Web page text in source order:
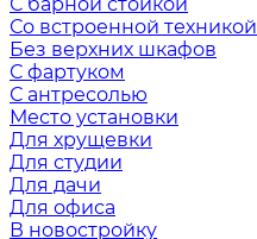
Со встроенной техникой
Без верхних шкафов
С фартуком
С антресолью
Место установки
Для хрущевки
Для студии
Для дачи
Для офиса
В новостройку